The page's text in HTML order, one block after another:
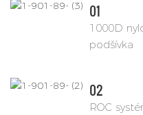
01
1000D
podšívka
02
ROC